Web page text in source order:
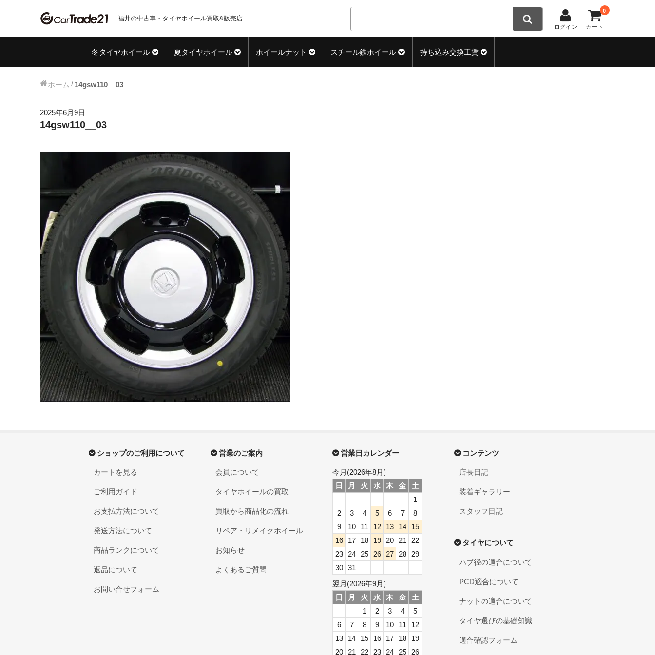
福井の中古車・タイヤホイール買取&販売店
ログイン カート
0
冬タイヤホイール 夏タイヤホイール ホイールナット スチール鉄ホイール 持ち込み交換工賃
ホーム 14gsw110__03
2025年6月9日
14gsw110__03
ショップのご利用について
カートを見る
ご利用ガイド
お支払方法について
発送方法について
商品ランクについて
返品について
お問い合せフォーム
営業のご案内
会員について
タイヤホイールの買取
買取から商品化の流れ
リペア・リメイクホイール
お知らせ
よくあるご質問
コンテンツ
店長日記
装着ギャラリー
スタッフ日記
タイヤについて
ハブ径の適合について
PCD適合について
ナットの適合について
タイヤ選びの基礎知識
適合確認フォーム
営業日カレンダー
今月(2026年8月)
日
月 火 水 木 金
土
1
2
3 4 5 6 7
8
9
10 11 12 13 14
15
16
17 18 19 20 21
22
23
24 25 26 27 28
29
30
31
翌月(2026年9月)
日
月 火 水 木 金
土
1
2 3 4
5
6
7 8 9 10 11
12
13
14 15 16 17 18
19
20
21 22 23 24 25 26